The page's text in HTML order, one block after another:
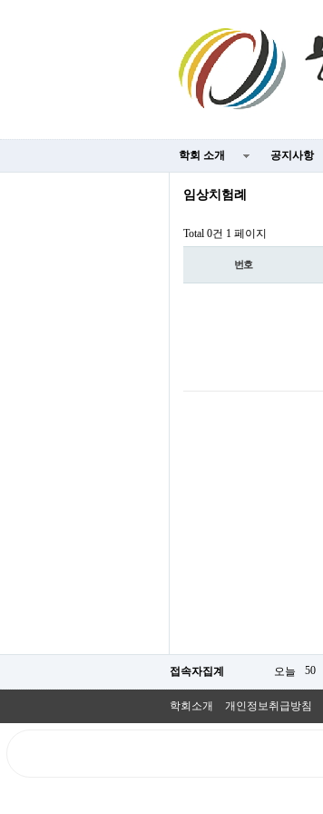
학회 소개 공지사항
임상치험례
Total 0건 1 페이지
번호
접속자집계 오늘 50
학회소개 개인정보취급방침